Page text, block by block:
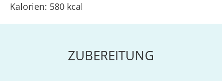
Kalorien: 580 kcal
ZUBEREITUNG